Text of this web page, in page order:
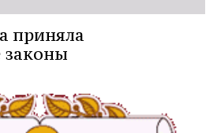
приняла